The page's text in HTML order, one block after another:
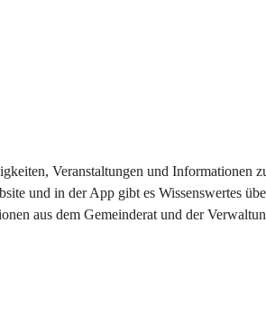
Veranstaltungen und Informationen
und in der App gibt es Wissenswertes
aus dem Gemeinderat und der